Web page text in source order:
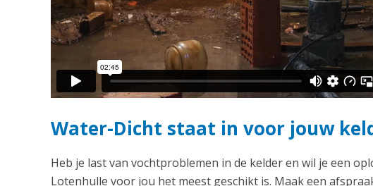
Water-Dicht staat in voor jouw
Heb je last van vochtproblemen in de kelder en wil je een
Lotenhulle voor jou het meest geschikt is. Maak een